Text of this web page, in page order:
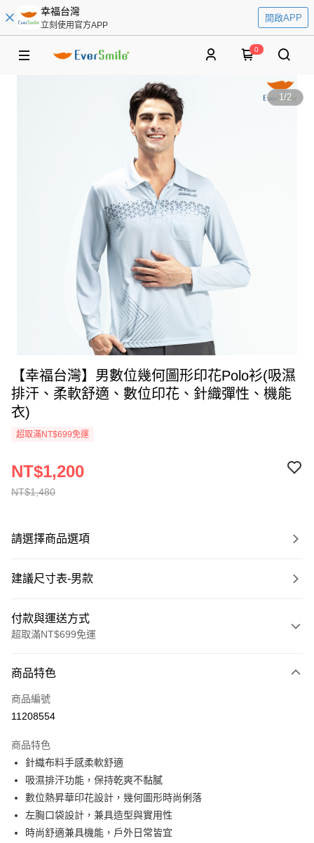
幸福台灣
立刻使用官方APP
開啟APP
0
1/2
【幸福台灣】男數位幾何圖形印花Polo衫(吸濕
排汗、柔軟舒適、數位印花、針織彈性、機能
衣)
超取滿NT$699免運
NT$1,480
NT$1,200
請選擇商品選項
建議尺寸表-男款
付款與運送方式
超取滿NT$699免運
信用卡一次付款
超商取貨付款
Apple Pay
悠遊付
Google Pay
ATM付款
商品特色
商品編號
11208554
商品特色
針織布料手感柔軟舒適
吸濕排汗功能，保持乾爽不黏膩
數位熱昇華印花設計，幾何圖形時尚俐落
左胸口袋設計，兼具造型與實用性
時尚舒適兼具機能，戶外日常皆宜